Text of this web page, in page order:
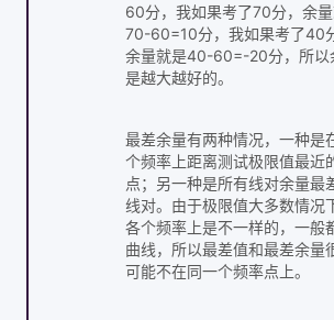
60分，我如果考了70分，余
70-60=10分，我如果考了40
余量就是40-60=-20分，所以
是越大越好的。
最差余量有两种情况，一种是
个频率上距离测试极限值最近
点；另一种是所有线对余量最
线对。由于极限值大多数情况
各个频率上是不一样的，一般
曲线，所以最差值和最差余量
可能不在同一个频率点上。